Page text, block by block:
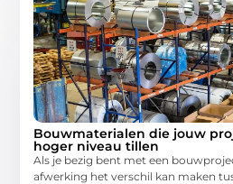
Bouwmaterialen die jouw
hoger niveau tillen
Als je bezig bent met een
afwerking het verschil kan maken